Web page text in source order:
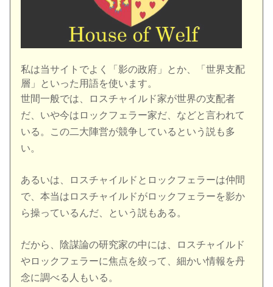
私は当サイトでよく「影の政府」とか、「世界支配
層」といった用語を使います。
世間一般では、ロスチャイルド家が世界の支配者
だ、いや今はロックフェラー家だ、などと言われて
いる。この二大陣営が競争しているという説も多
い。
あるいは、ロスチャイルドとロックフェラーは仲間
で、本当はロスチャイルドがロックフェラーを影か
ら操っているんだ、という説もある。
だから、陰謀論の研究家の中には、ロスチャイルド
やロックフェラーに焦点を絞って、細かい情報を丹
念に調べる人もいる。